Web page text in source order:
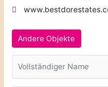
Andere Objekte